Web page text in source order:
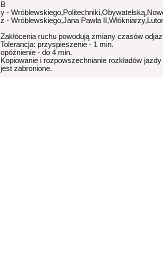
B
y -
z - Wróblewskiego,Jana Pawła
Zakłócenia ruchu powodują zmiany czasów
Tolerancja: przyspieszenie - 1 min.
opóźnienie - do 4 min.
Kopiowanie i rozpowszechnianie rozkładów
jest zabronione.